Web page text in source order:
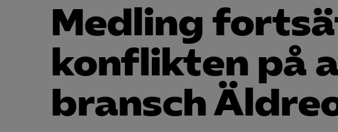
Medling
konflikten på
bransch